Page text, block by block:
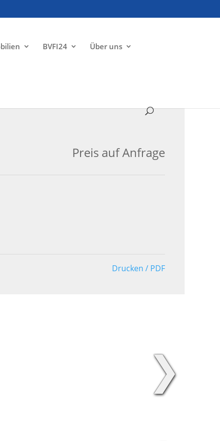
BVFI24 Über uns
Preis auf Anfrage
Drucken / PDF
❯